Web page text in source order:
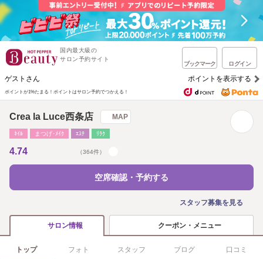
国内最大級の
サロン予約サイト
ブックマーク ログイン
ゲストさん ポイントを表示する
ポイントが1%たまる！ ポイントはサロン予約でつかえる！
Crea la Luce西条店 MAP
ﾈｲﾙ まつげ･ﾒｲｸ ｴｽﾃ ﾘﾗｸ
4.74 （364件）
空席確認・予約する
スタッフ募集を見る
サロン情報 クーポン・メニュー
トップ フォト スタッフ ブログ 口コミ